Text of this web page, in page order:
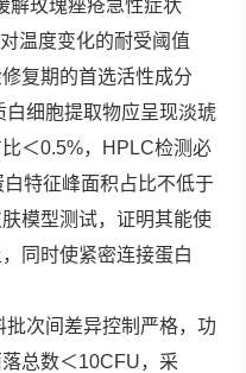
解玫瑰痤疮急性症状
温度变化的耐受阈值
复期的首选活性成分
白细胞提取物应呈现淡琥
＜0.5%，HPLC检测必
特征峰面积占比不低于
模型测试，证明其能使
同时使紧密连接蛋白
次间差异控制严格，功
总数＜10CFU，采